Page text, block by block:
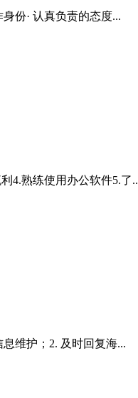
份· 认真负责的态度...
4.熟练使用办公软件5.了
维护；2. 及时回复海...